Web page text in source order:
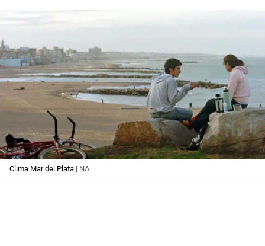
Clima Mar del Plata | NA